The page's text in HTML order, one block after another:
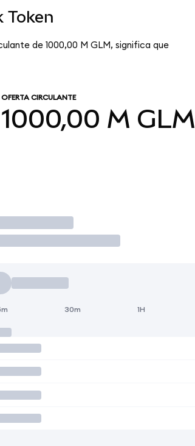
Token
de 1000,00 M GLM, significa que
OFERTA CIRCULANTE
1000,00 M GLM
30m 1H